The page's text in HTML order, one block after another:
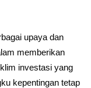
upaya dan
memberikan
investasi yang
kepentingan tetap